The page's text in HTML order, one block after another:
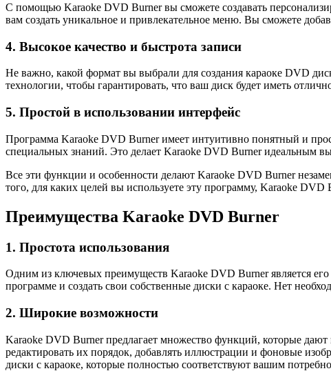
С помощью Karaoke DVD Burner вы сможете создавать
вам создать уникальное и привлекательное меню. Вы сможете
4. Высокое качество и быстрота записи
Не важно, какой формат вы выбрали для создания караоке DVD
технологии, чтобы гарантировать, что ваш диск будет иметь
5. Простой в использовании интерфейс
Программа Karaoke DVD Burner имеет интуитивно понятный и
специальных знаний. Это делает Karaoke DVD Burner идеальным
Все эти функции и особенности делают Karaoke DVD Burner
того, для каких целей вы используете эту программу, Karaoke
Преимущества Karaoke DVD Burner
1. Простота использования
Одним из ключевых преимуществ Karaoke DVD Burner является его
программе и создать свои собственные диски с караоке. Нет
2. Широкие возможности
Karaoke DVD Burner предлагает множество функций, которые дают
редактировать их порядок, добавлять иллюстрации и фоновые
диски с караоке, которые полностью соответствуют вашим